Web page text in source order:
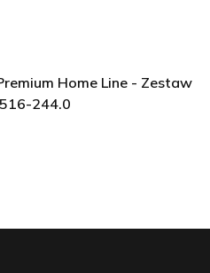
Home Line - Zestaw
244.0